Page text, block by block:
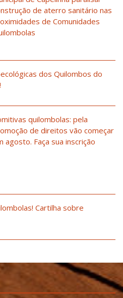
de aterro sanitário nas
de Comunidades
dos Quilombos do
quilombolas: pela
de direitos vão começar
agosto. Faça sua inscrição
Cartilha sobre